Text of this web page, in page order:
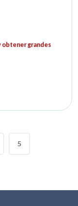
obtener grandes
5